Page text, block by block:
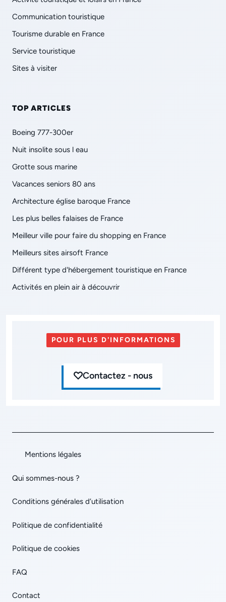
Communication touristique
Tourisme durable en France
Service touristique
Sites à visiter
TOP ARTICLES
Boeing 777-300er
Nuit insolite sous l eau
Grotte sous marine
Vacances seniors 80 ans
Architecture église baroque France
Les plus belles falaises de France
Meilleur ville pour faire du shopping en France
Meilleurs sites airsoft France
Différent type d'hébergement touristique en France
Activités en plein air à découvrir
POUR PLUS D'INFORMATIONS
Contactez - nous
Mentions légales
Qui sommes-nous ?
Conditions générales d’utilisation
Politique de confidentialité
Politique de cookies
FAQ
Contact